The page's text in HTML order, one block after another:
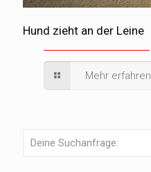
Hund zieht an der Leine
Mehr erfahren